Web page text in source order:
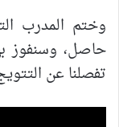
وختم المدرب
حاصل، وسنفوز
تفصلنا عن